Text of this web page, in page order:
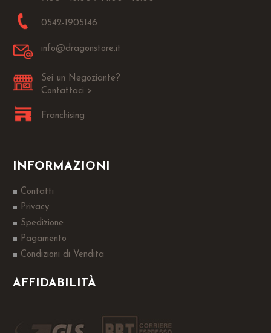
0542-1905146
info@dragonstore.it
Sei un Negoziante?
Contattaci >
Franchising
INFORMAZIONI
Contatti
Privacy
Spedizione
Pagamento
Condizioni di Vendita
AFFIDABILITÀ